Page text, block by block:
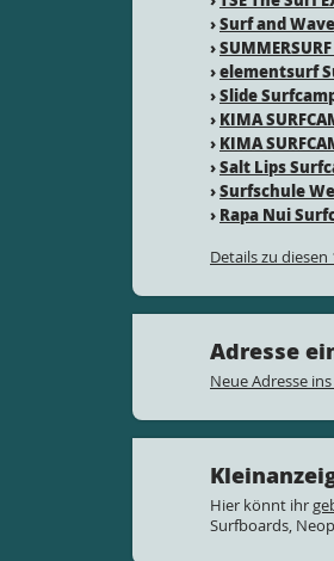
›Surf and
›
›elementsurf
›Slide
› KIMA
› KIMA
›Salt Lips
›Surfschule
› Rapa Nui
Details zu diesen
Adresse
Neue Adresse
Hier könnt ihr
Surfboards,